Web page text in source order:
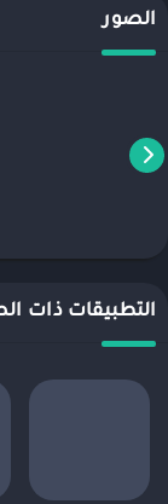
الصور
التطبيقات ذات